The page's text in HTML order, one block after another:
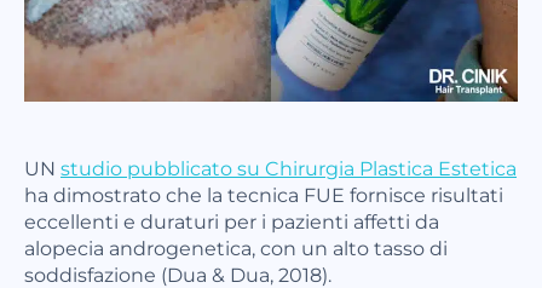
UN studio pubblicato su Chirurgia Plastica Estetica
ha dimostrato che la tecnica FUE fornisce risultati
eccellenti e duraturi per i pazienti affetti da
alopecia androgenetica, con un alto tasso di
soddisfazione (Dua & Dua, 2018).